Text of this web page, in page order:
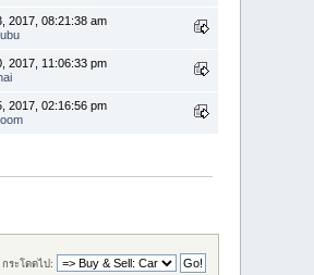
2017, 08:21:38 am
2017, 11:06:33 pm
2017, 02:16:56 pm
กระโดดไป: